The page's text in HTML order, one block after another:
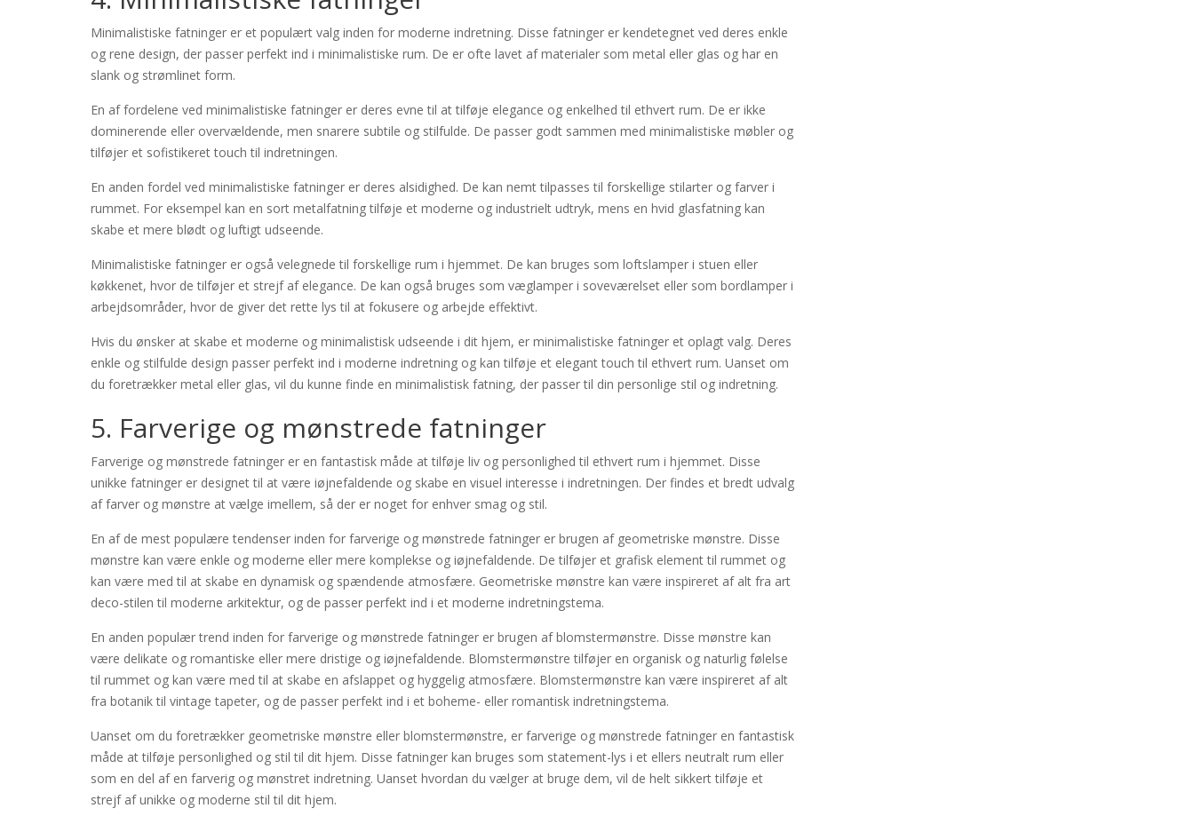
Minimalistiske fatninger er et populært valg inden for moderne indretning. Disse fatninger er kendetegnet ved deres enkle
og rene design, der passer perfekt ind i minimalistiske rum. De er ofte lavet af materialer som metal eller glas og har en
slank og strømlinet form.
En af fordelene ved minimalistiske fatninger er deres evne til at tilføje elegance og enkelhed til ethvert rum. De er ikke
dominerende eller overvældende, men snarere subtile og stilfulde. De passer godt sammen med minimalistiske møbler og
tilføjer et sofistikeret touch til indretningen.
En anden fordel ved minimalistiske fatninger er deres alsidighed. De kan nemt tilpasses til forskellige stilarter og farver i
rummet. For eksempel kan en sort metalfatning tilføje et moderne og industrielt udtryk, mens en hvid glasfatning kan
skabe et mere blødt og luftigt udseende.
Minimalistiske fatninger er også velegnede til forskellige rum i hjemmet. De kan bruges som loftslamper i stuen eller
køkkenet, hvor de tilføjer et strejf af elegance. De kan også bruges som væglamper i soveværelset eller som bordlamper i
arbejdsområder, hvor de giver det rette lys til at fokusere og arbejde effektivt.
Hvis du ønsker at skabe et moderne og minimalistisk udseende i dit hjem, er minimalistiske fatninger et oplagt valg. Deres
enkle og stilfulde design passer perfekt ind i moderne indretning og kan tilføje et elegant touch til ethvert rum. Uanset om
du foretrækker metal eller glas, vil du kunne finde en minimalistisk fatning, der passer til din personlige stil og indretning.
5. Farverige og mønstrede fatninger
Farverige og mønstrede fatninger er en fantastisk måde at tilføje liv og personlighed til ethvert rum i hjemmet. Disse
unikke fatninger er designet til at være iøjnefaldende og skabe en visuel interesse i indretningen. Der findes et bredt udvalg
af farver og mønstre at vælge imellem, så der er noget for enhver smag og stil.
En af de mest populære tendenser inden for farverige og mønstrede fatninger er brugen af geometriske mønstre. Disse
mønstre kan være enkle og moderne eller mere komplekse og iøjnefaldende. De tilføjer et grafisk element til rummet og
kan være med til at skabe en dynamisk og spændende atmosfære. Geometriske mønstre kan være inspireret af alt fra art
deco-stilen til moderne arkitektur, og de passer perfekt ind i et moderne indretningstema.
En anden populær trend inden for farverige og mønstrede fatninger er brugen af blomstermønstre. Disse mønstre kan
være delikate og romantiske eller mere dristige og iøjnefaldende. Blomstermønstre tilføjer en organisk og naturlig følelse
til rummet og kan være med til at skabe en afslappet og hyggelig atmosfære. Blomstermønstre kan være inspireret af alt
fra botanik til vintage tapeter, og de passer perfekt ind i et boheme- eller romantisk indretningstema.
Uanset om du foretrækker geometriske mønstre eller blomstermønstre, er farverige og mønstrede fatninger en fantastisk
måde at tilføje personlighed og stil til dit hjem. Disse fatninger kan bruges som statement-lys i et ellers neutralt rum eller
som en del af en farverig og mønstret indretning. Uanset hvordan du vælger at bruge dem, vil de helt sikkert tilføje et
strejf af unikke og moderne stil til dit hjem.